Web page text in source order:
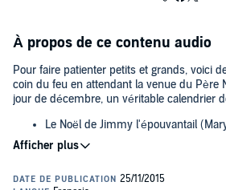
À propos de ce contenu audio
Pour faire patienter petits et grands, voici
coin du feu en attendant la venue du Père
jour de décembre, un véritable calendrier
Le Noël de Jimmy l'épouvantail
La fée de Noël de Strasbourg
Le Noël de Lapinou (Lyman Frank